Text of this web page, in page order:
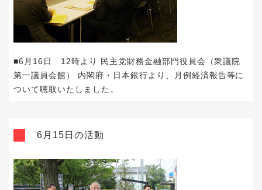
■6月16日 12時より 民主党財務金融部門役員会（衆議院
第一議員会館） 内閣府・日本銀行より、月例経済報告等に
ついて聴取いたしました。
6月15日の活動